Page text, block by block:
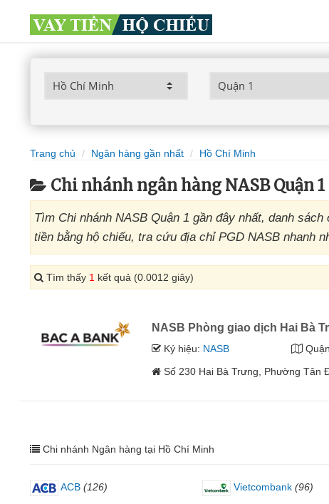
Trang chủ Ngân hàng gần nhất Hồ Chí Minh
Chi nhánh ngân hàng NASB Quận
Tìm Chi nhánh NASB Quận 1 gần đây nhất, danh
tiền bằng hộ chiếu, tra cứu địa chỉ PGD NASB nhanh
Tìm thấy 1 kết quả (0.0012 giây)
NASB Phòng giao dịch Hai Bà
Ký hiệu: NASB
Số 230 Hai Bà Trưng, Phường Tân
Chi nhánh Ngân hàng tại Hồ Chí Minh
ACB (126) Vietcombank (96)